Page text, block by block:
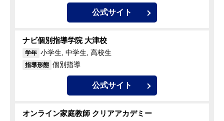
公式サイト
ナビ個別指導学院 大津校
学年 小学生, 中学生, 高校生
指導形態 個別指導
公式サイト
オンライン家庭教師 クリアアカデミー